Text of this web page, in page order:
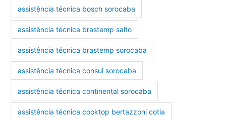
assistência técnica bosch sorocaba
assistência técnica brastemp salto
assistência técnica brastemp sorocaba
assistência técnica consul sorocaba
assistência técnica continental sorocaba
assistência técnica cooktop bertazzoni cotia